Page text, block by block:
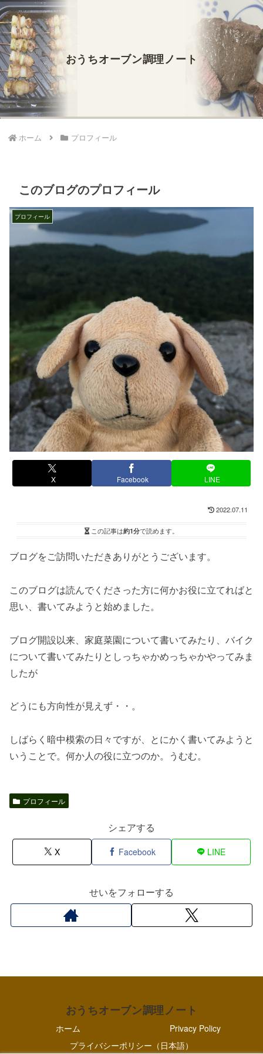
おうちオーブン調理ノート
ホーム プロフィール
このブログのプロフィール
プロフィール
X Facebook LINE
2022.07.11
この記事は約1分で読めます。
ブログをご訪問いただきありがとうございます。
このブログは読んでくださった方に何かお役に立てればと
思い、書いてみようと始めました。
ブログ開設以来、家庭菜園について書いてみたり、バイク
について書いてみたりとしっちゃかめっちゃかやってみま
したが
どうにも方向性が見えず・・。
しばらく暗中模索の日々ですが、とにかく書いてみようと
いうことで。何か人の役に立つのか。うむむ。
プロフィール
シェアする
X Facebook LINE
せいをフォローする
おうちオーブン調理ノート
ホーム
Privacy Policy
プライバシーポリシー（日本語）